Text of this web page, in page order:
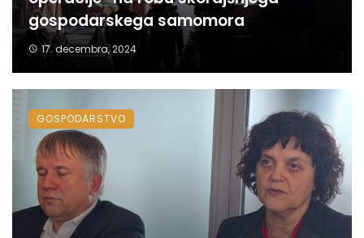
gospodarskega samomora
17. decembra, 2024
GOSPODARSTVO